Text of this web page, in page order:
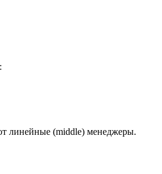
линейные (middle) менеджеры.